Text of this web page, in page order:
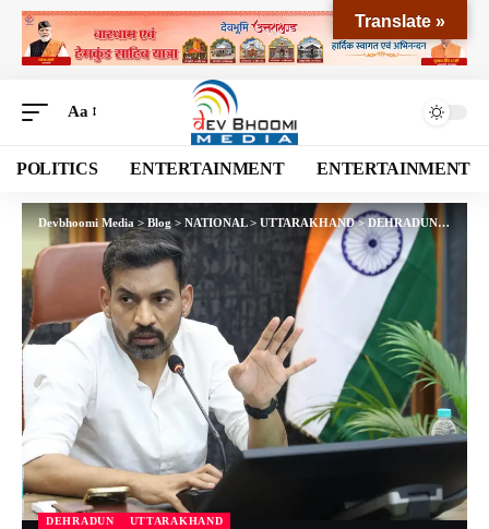
Aa
POLITICS ENTERTAINMENT ENTERTAINMENT
Devbhoomi Media > Blog> NATIONAL> UTTARAKHAND>DEHRADUN>
DEHRADUN UTTARAKHAND
Translate »